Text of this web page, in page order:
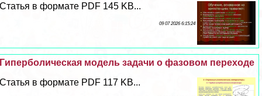
Статья в формате PDF 145 KB...
09 07 2026 6:15:24
Гиперболическая модель задачи о фазовом переходе
Статья в формате PDF 117 KB...